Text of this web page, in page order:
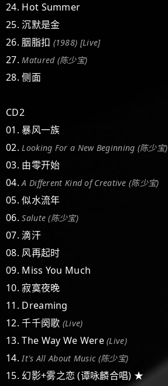
24. Hot Summer
25. 沉默是金
26. 胭脂扣 (1988) [Live]
27.Matured (陈少宝)
28. 侧面
CD2
01. 暴风一族
02.Looking For a New Beginning (陈少宝)
03. 由零开始
04.A Different Kind of Creative (陈少宝)
05. 似水流年
06.Salute (陈少宝)
07. 滴汗
08. 风再起时
09. Miss You Much
10. 寂寞夜晚
11. Dreaming
12. 千千阕歌 (Live)
13. The Way We Were(Live)
14.It's All About Music (陈少宝)
15. 幻影+雾之恋 (谭咏麟合唱) ★